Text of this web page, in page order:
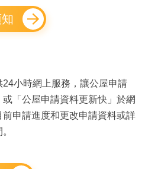
24小時網上服務，讓公屋申請
「公屋申請資料更新快」於網
前申請進度和更改申請資料或詳